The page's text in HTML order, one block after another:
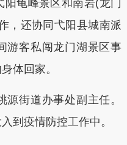
阳龟峰景区和南岩(龙门
，还协同弋阳县城南派
游客私闯龙门湖景区事
体回家。
街道办事处副主任。
到疫情防控工作中。